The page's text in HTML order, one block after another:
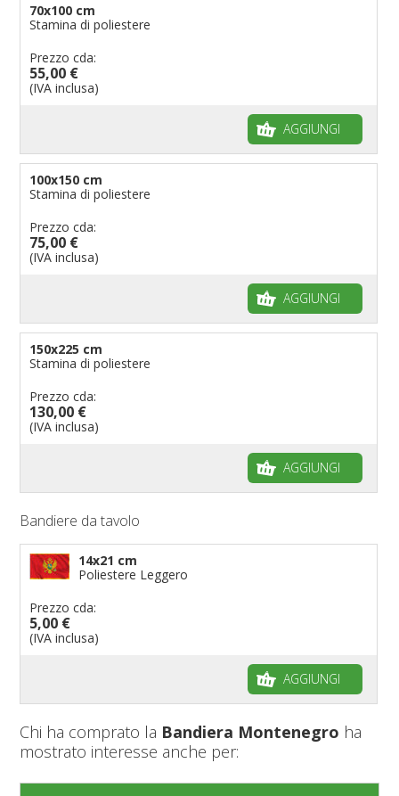
70x100 cm
Stamina di poliestere
Prezzo cda:
55,00 €
(IVA inclusa)
AGGIUNGI
100x150 cm
Stamina di poliestere
Prezzo cda:
75,00 €
(IVA inclusa)
AGGIUNGI
150x225 cm
Stamina di poliestere
Prezzo cda:
130,00 €
(IVA inclusa)
AGGIUNGI
Bandiere da tavolo
14x21 cm
Poliestere Leggero
Prezzo cda:
5,00 €
(IVA inclusa)
AGGIUNGI
Chi ha comprato la Bandiera Montenegro ha
mostrato interesse anche per: